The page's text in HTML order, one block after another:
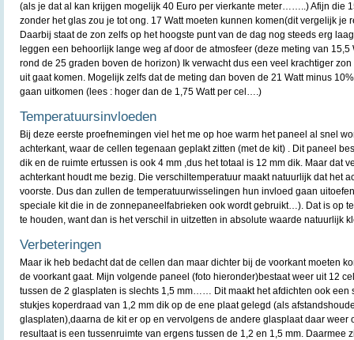
(als je dat al kan krijgen mogelijk 40 Euro per vierkante meter……..) Afijn die
zonder het glas zou je tot ong. 17 Watt moeten kunnen komen(dit vergelijk je
Daarbij staat de zon zelfs op het hoogste punt van de dag nog steeds erg
leggen een behoorlijk lange weg af door de atmosfeer (deze meting van
rond de 25 graden boven de horizon) Ik verwacht dus een veel krachtiger
uit gaat komen. Mogelijk zelfs dat de meting dan boven de 21 Watt minus
gaan uitkomen (lees : hoger dan de 1,75 Watt per cel….)
Temperatuursinvloeden
Bij deze eerste proefnemingen viel het me op hoe warm het paneel al snel
achterkant, waar de cellen tegenaan geplakt zitten (met de kit) . Dit paneel
dik en de ruimte ertussen is ook 4 mm ,dus het totaal is 12 mm dik. Maar dat
achterkant houdt me bezig. Die verschiltemperatuur maakt natuurlijk dat het
voorste. Dus dan zullen de temperatuurwisselingen hun invloed gaan
speciale kit die in de zonnepaneelfabrieken ook wordt gebruikt…). Dat is op
te houden, want dan is het verschil in uitzetten in absolute waarde natuurlijk
Verbeteringen
Maar ik heb bedacht dat de cellen dan maar dichter bij de voorkant moeten
de voorkant gaat. Mijn volgende paneel (foto hieronder)bestaat weer uit 12
tussen de 2 glasplaten is slechts 1,5 mm…… Dit maakt het afdichten ook een
stukjes koperdraad van 1,2 mm dik op de ene plaat gelegd (als
glasplaten),daarna de kit er op en vervolgens de andere glasplaat daar weer
resultaat is een tussenruimte van ergens tussen de 1,2 en 1,5 mm. Daarmee